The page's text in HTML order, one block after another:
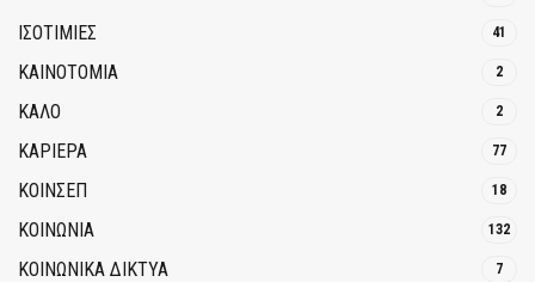
ΙΣΟΤΙΜΙΕΣ 41
ΚΑΙΝΟΤΟΜΊΑ 2
ΚΑΛΟ 2
ΚΑΡΙΕΡΑ 77
ΚΟΙΝΣΕΠ 18
ΚΟΙΝΩΝΙΑ 132
ΚΟΙΝΩΝΙΚΆ ΔΊΚΤΥΑ 7